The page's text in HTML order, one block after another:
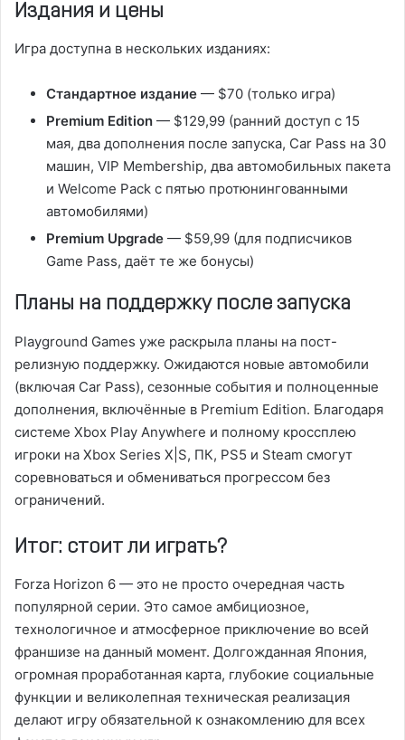
Издания и цены
Игра доступна в нескольких изданиях:
Стандартное издание — $70 (только игра)
Premium Edition — $129,99 (ранний доступ с 15
мая, два дополнения после запуска, Car Pass на 30
машин, VIP Membership, два автомобильных пакета
и Welcome Pack с пятью протюнингованными
автомобилями)
Premium Upgrade — $59,99 (для подписчиков
Game Pass, даёт те же бонусы)
Планы на поддержку после запуска
Playground Games уже раскрыла планы на пост-
релизную поддержку. Ожидаются новые автомобили
(включая Car Pass), сезонные события и полноценные
дополнения, включённые в Premium Edition. Благодаря
системе Xbox Play Anywhere и полному кроссплею
игроки на Xbox Series X|S, ПК, PS5 и Steam смогут
соревноваться и обмениваться прогрессом без
ограничений.
Итог: стоит ли играть?
Forza Horizon 6 — это не просто очередная часть
популярной серии. Это самое амбициозное,
технологичное и атмосферное приключение во всей
франшизе на данный момент. Долгожданная Япония,
огромная проработанная карта, глубокие социальные
функции и великолепная техническая реализация
делают игру обязательной к ознакомлению для всех